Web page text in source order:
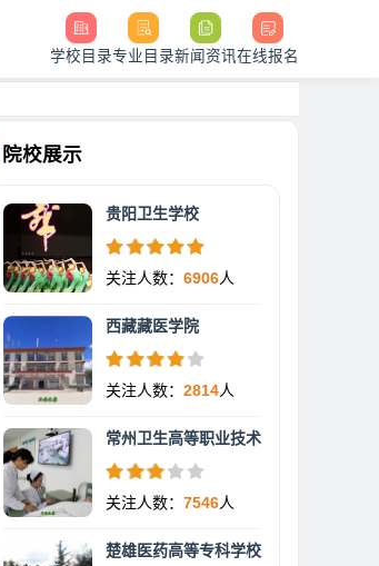
学校目录专业目录新闻资讯在线报名
院校展示
贵阳卫生学校
关注人数： 6906人
西藏藏医学院
关注人数： 2814人
常州卫生高等职业技术
关注人数： 7546人
楚雄医药高等专科学校